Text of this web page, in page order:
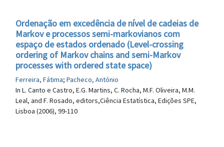
Ordenação em excedência de nível de cadeias de
Markov e processos semi-markovianos com
espaço de estados ordenado (Level-crossing
ordering of Markov chains and semi-Markov
processes with ordered state space)
Ferreira, Fátima; Pacheco, António
In L. Canto e Castro, E.G. Martins, C. Rocha, M.F. Oliveira, M.M.
Leal, and F. Rosado, editors,Ciência Estatística, Edições SPE,
Lisboa (2006), 99-110